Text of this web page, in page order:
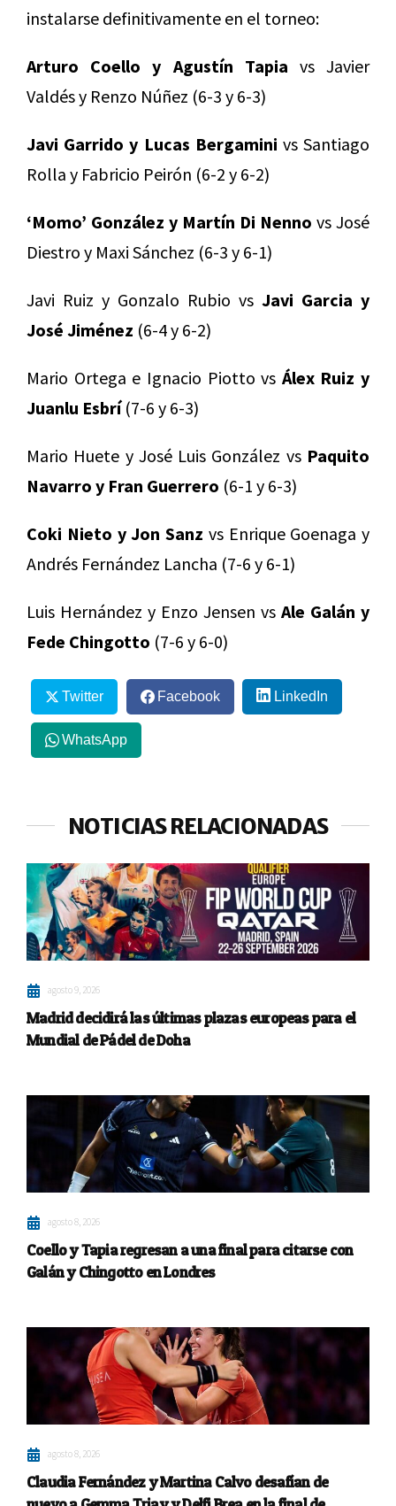
instalarse definitivamente en el torneo:
Arturo Coello y Agustín Tapia vs Javier
Valdés y Renzo Núñez (6-3 y 6-3)
Javi Garrido y Lucas Bergamini vs Santiago
Rolla y Fabricio Peirón (6-2 y 6-2)
‘Momo’ González y Martín Di Nenno vs José
Diestro y Maxi Sánchez (6-3 y 6-1)
Javi Ruiz y Gonzalo Rubio vs Javi Garcia y
José Jiménez (6-4 y 6-2)
Mario Ortega e Ignacio Piotto vs Álex Ruiz y
Juanlu Esbrí(7-6 y 6-3)
Mario Huete y José Luis González vs Paquito
Navarro y Fran Guerrero (6-1 y 6-3)
Coki Nieto y Jon Sanz vs Enrique Goenaga y
Andrés Fernández Lancha (7-6 y 6-1)
Luis Hernández y Enzo Jensen vs Ale Galán y
Fede Chingotto (7-6 y 6-0)
Twitter Facebook LinkedIn
WhatsApp
NOTICIAS RELACIONADAS
agosto 9, 2026
Madrid decidirá las últimas plazas europeas para el
Mundial de Pádel de Doha
agosto 8, 2026
Coello y Tapia regresan a una final para citarse con
Galán y Chingotto en Londres
agosto 8, 2026
Claudia Fernández y Martina Calvo desafían de